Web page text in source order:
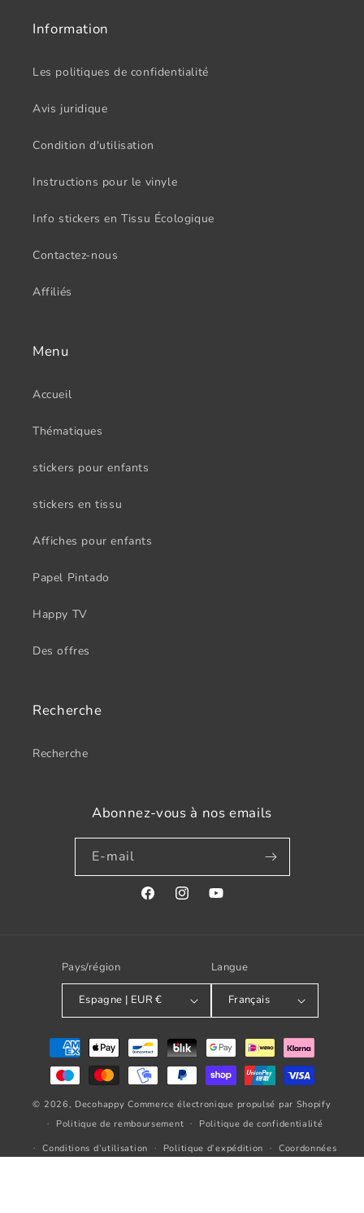
Information
Les politiques de confidentialité
Avis juridique
Condition d'utilisation
Instructions pour le vinyle
Info stickers en Tissu Écologique
Contactez-nous
Affiliés
Menu
Accueil
Thématiques
stickers pour enfants
stickers en tissu
Affiches pour enfants
Papel Pintado
Happy TV
Des offres
Recherche
Recherche
Abonnez-vous à nos emails
E-mail
FacebookInstagramYouTube
Pays/région
Espagne | EUR €
Langue
Français
Modes
paiement
© 2026, Decohappy Commerce électronique propulsé par Shopify
Politique de remboursement
Politique de confidentialité
Conditions d’utilisation
Politique d’expédition
Coordonnées